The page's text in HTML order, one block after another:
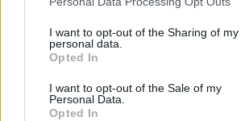
I want to opt-out of the Sharing of my
personal data.
Opted In
I want to opt-out of the Sale of my
Personal Data.
Opted In